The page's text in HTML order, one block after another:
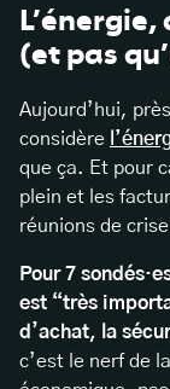
(et pas
Aujourd’hui,
considère
que ça. Et pour
plein et les
réunions de
Pour 7
est “très
d’achat, la
c’est le nerf de